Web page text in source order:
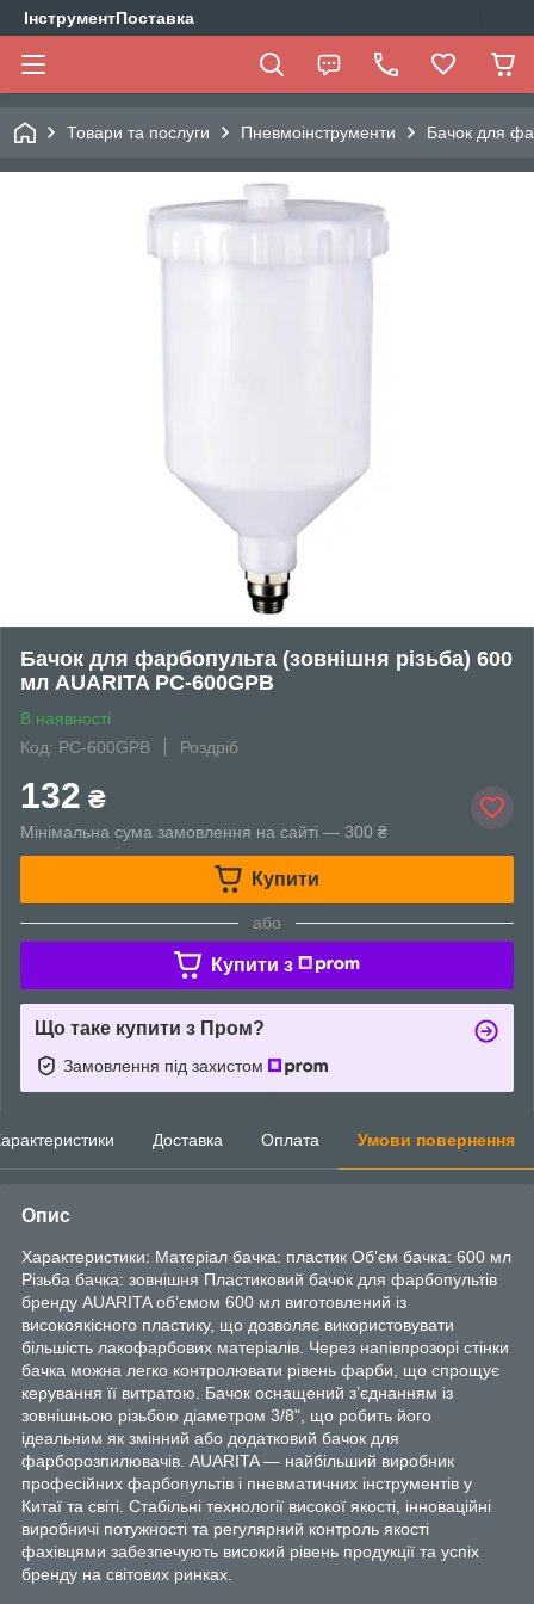
ІнструментПоставка
Товари та послуги Пневмоінструменти Бачок для
Бачок для фарбопульта (зовнішня різьба) 600
мл AUARITA PC-600GPB
В наявності
Код: PC-600GPB
Роздріб
132 ₴
Мінімальна сума замовлення на сайті — 300 ₴
Купити
або
Купити з
Що таке купити з Пром?
Замовлення під захистом
Доставка Оплата Умови повернення
Опис
Характеристики: Матеріал бачка: пластик Об’єм бачка: 600 мл
Різьба бачка: зовнішня Пластиковий бачок для фарбопультів
бренду AUARITA об’ємом 600 мл виготовлений із
високоякісного пластику, що дозволяє використовувати
більшість лакофарбових матеріалів. Через напівпрозорі стінки
бачка можна легко контролювати рівень фарби, що спрощує
керування її витратою. Бачок оснащений з’єднанням із
зовнішньою різьбою діаметром 3/8", що робить його
ідеальним як змінний або додатковий бачок для
фарборозпилювачів. AUARITA — найбільший виробник
професійних фарбопультів і пневматичних інструментів у
Китаї та світі. Стабільні технології високої якості, інноваційні
виробничі потужності та регулярний контроль якості
фахівцями забезпечують високий рівень продукції та успіх
бренду на світових ринках.